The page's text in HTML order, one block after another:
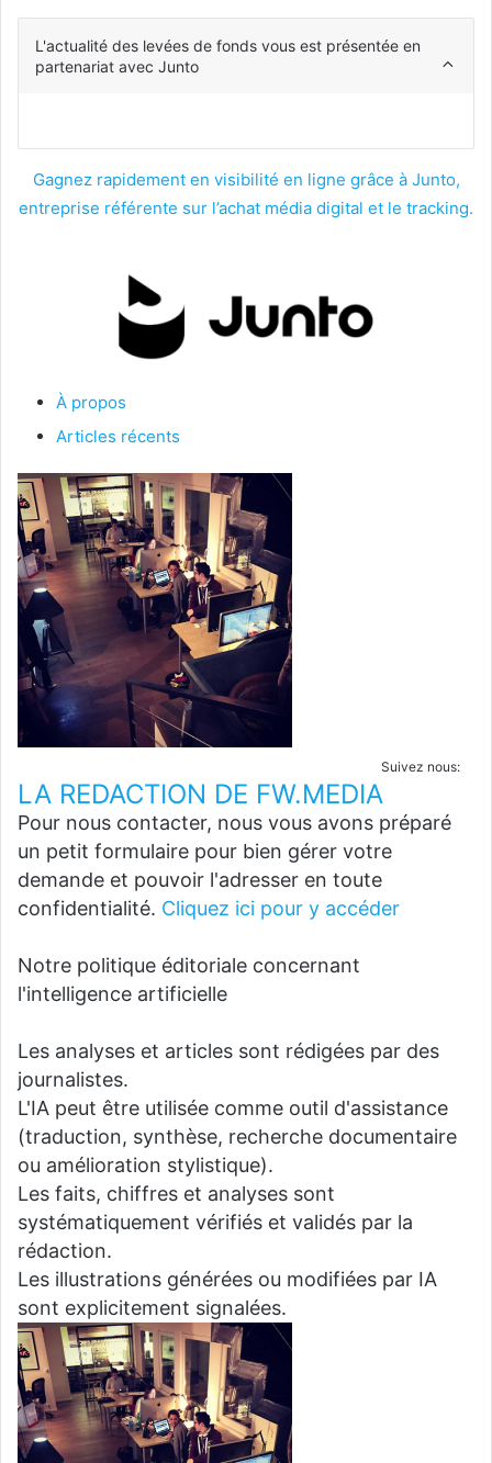
L'actualité des levées de fonds vous est présentée en
partenariat avec Junto
Gagnez rapidement en visibilité en ligne grâce à Junto,
entreprise référente sur l’achat média digital et le tracking.
À propos
Articles récents
Suivez nous:
LA REDACTION DE FW.MEDIA
Pour nous contacter, nous vous avons préparé
un petit formulaire pour bien gérer votre
demande et pouvoir l'adresser en toute
confidentialité. Cliquez ici pour y accéder
Notre politique éditoriale concernant
l'intelligence artificielle
Les analyses et articles sont rédigées par des
journalistes.
L'IA peut être utilisée comme outil d'assistance
(traduction, synthèse, recherche documentaire
ou amélioration stylistique).
Les faits, chiffres et analyses sont
systématiquement vérifiés et validés par la
rédaction.
Les illustrations générées ou modifiées par IA
sont explicitement signalées.